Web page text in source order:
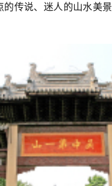
传说、迷人的山水美